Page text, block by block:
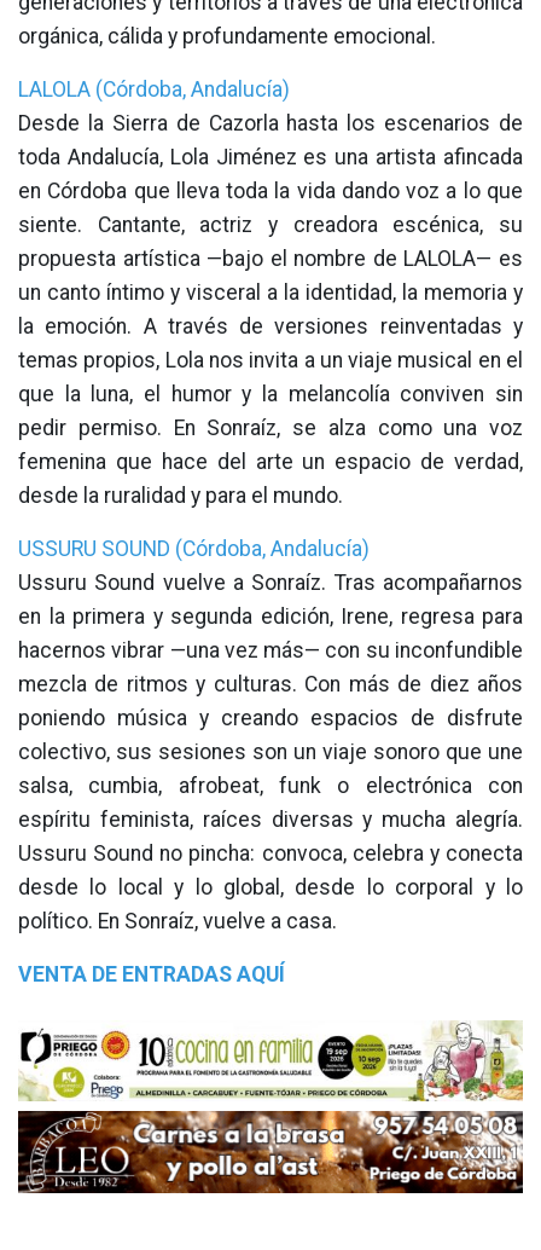
orgánica, cálida y profundamente emocional.
LALOLA (Córdoba, Andalucía)
Desde la Sierra de Cazorla hasta los escenarios de
toda Andalucía, Lola Jiménez es una artista afincada
en Córdoba que lleva toda la vida dando voz a lo que
siente. Cantante, actriz y creadora escénica, su
propuesta artística —bajo el nombre de LALOLA— es
un canto íntimo y visceral a la identidad, la memoria y
la emoción. A través de versiones reinventadas y
temas propios, Lola nos invita a un viaje musical en el
que la luna, el humor y la melancolía conviven sin
pedir permiso. En Sonraíz, se alza como una voz
femenina que hace del arte un espacio de verdad,
desde la ruralidad y para el mundo.
USSURU SOUND (Córdoba, Andalucía)
Ussuru Sound vuelve a Sonraíz. Tras acompañarnos
en la primera y segunda edición, Irene, regresa para
hacernos vibrar —una vez más— con su inconfundible
mezcla de ritmos y culturas. Con más de diez años
poniendo música y creando espacios de disfrute
colectivo, sus sesiones son un viaje sonoro que une
salsa, cumbia, afrobeat, funk o electrónica con
espíritu feminista, raíces diversas y mucha alegría.
Ussuru Sound no pincha: convoca, celebra y conecta
desde lo local y lo global, desde lo corporal y lo
político. En Sonraíz, vuelve a casa.
VENTA DE ENTRADAS AQUÍ